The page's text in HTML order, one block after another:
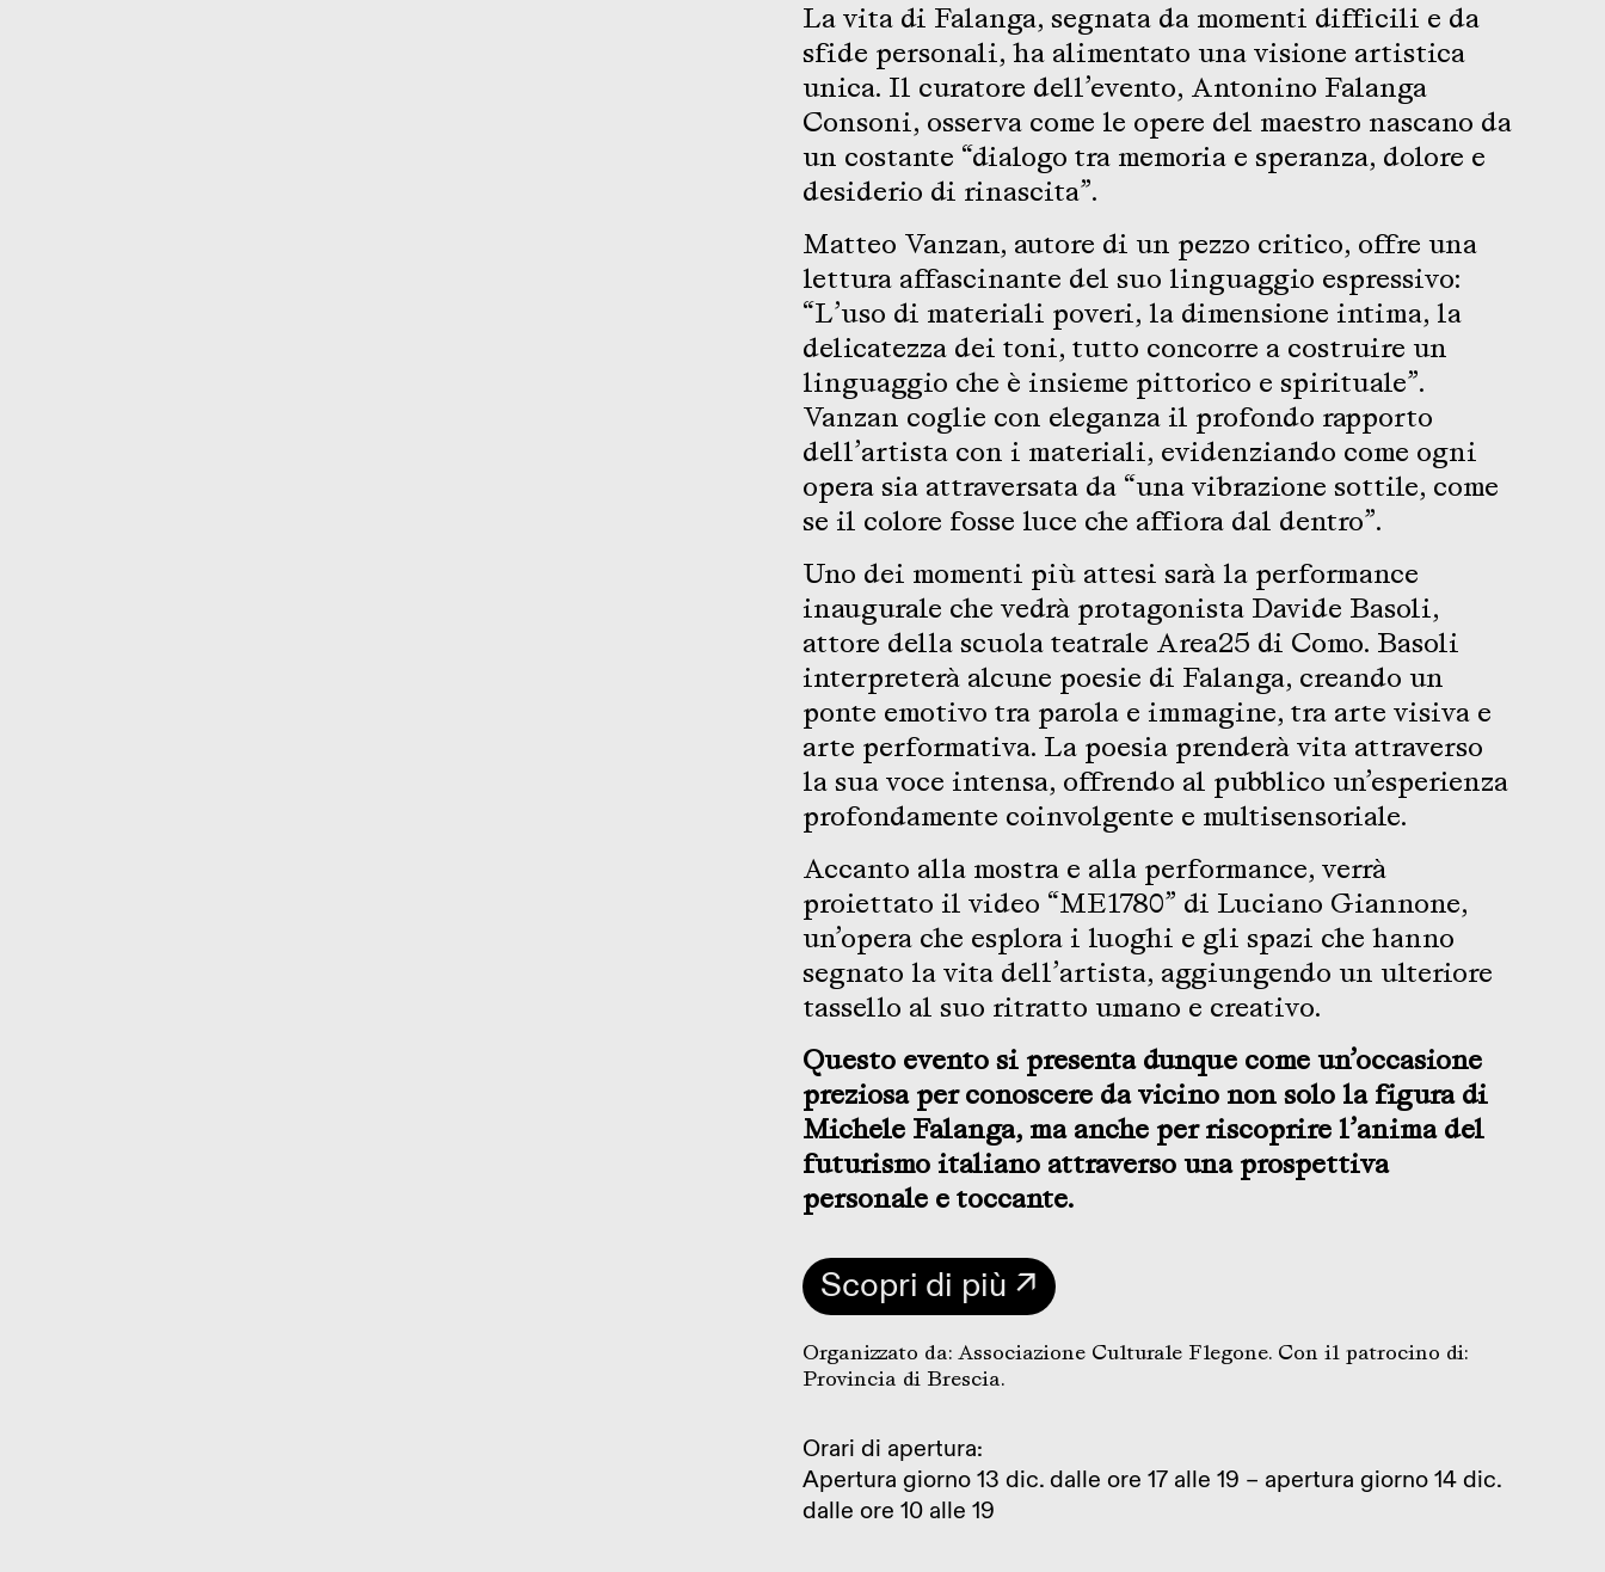
La vita di Falanga, segnata da momenti difficili e da
sfide personali, ha alimentato una visione artistica
unica. Il curatore dell’evento, Antonino Falanga
Consoni, osserva come le opere del maestro nascano da
un costante “dialogo tra memoria e speranza, dolore e
desiderio di rinascita”.
Matteo Vanzan, autore di un pezzo critico, offre una
lettura affascinante del suo linguaggio espressivo:
“L’uso di materiali poveri, la dimensione intima, la
delicatezza dei toni, tutto concorre a costruire un
linguaggio che è insieme pittorico e spirituale”.
Vanzan coglie con eleganza il profondo rapporto
dell’artista con i materiali, evidenziando come ogni
opera sia attraversata da “una vibrazione sottile, come
se il colore fosse luce che affiora dal dentro”.
Uno dei momenti più attesi sarà la performance
inaugurale che vedrà protagonista Davide Basoli,
attore della scuola teatrale Area25 di Como. Basoli
interpreterà alcune poesie di Falanga, creando un
ponte emotivo tra parola e immagine, tra arte visiva e
arte performativa. La poesia prenderà vita attraverso
la sua voce intensa, offrendo al pubblico un’esperienza
profondamente coinvolgente e multisensoriale.
Accanto alla mostra e alla performance, verrà
proiettato il video “ME1780” di Luciano Giannone,
un’opera che esplora i luoghi e gli spazi che hanno
segnato la vita dell’artista, aggiungendo un ulteriore
tassello al suo ritratto umano e creativo.
Questo evento si presenta dunque come un’occasione
preziosa per conoscere da vicino non solo la figura di
Michele Falanga, ma anche per riscoprire l’anima del
futurismo italiano attraverso una prospettiva
personale e toccante.
Scopri di più ↗
Organizzato da: Associazione Culturale Flegone. Con il patrocino di:
Provincia di Brescia.
Orari di apertura:
Apertura giorno 13 dic. dalle ore 17 alle 19 – apertura giorno 14 dic.
dalle ore 10 alle 19